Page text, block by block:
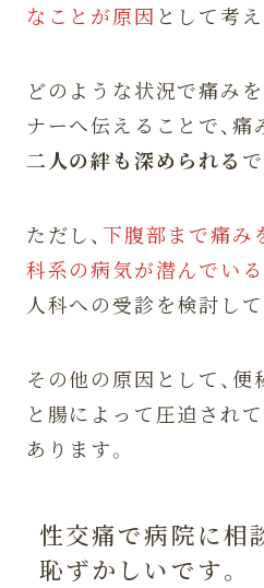
なことが原因 として考
どのような状況で痛み
ナーへ伝えることで、痛
二人の絆も深められる
ただし、下腹部まで痛み
科系の病気が潜んでい
人科への受診を検討して
その他の原因として、
と腸によって圧迫され
あります。
性交痛で病院に相
恥ずかしいです。